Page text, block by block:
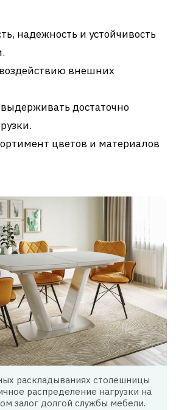
надежность и устойчивость
внешних
достаточно
цветов и материалов
раскладываниях столешницы
распределение нагрузки на
залог долгой службы мебели.